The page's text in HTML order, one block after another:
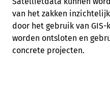
van het zakken
door het gebruik van
worden ontsloten en
concrete projecten.